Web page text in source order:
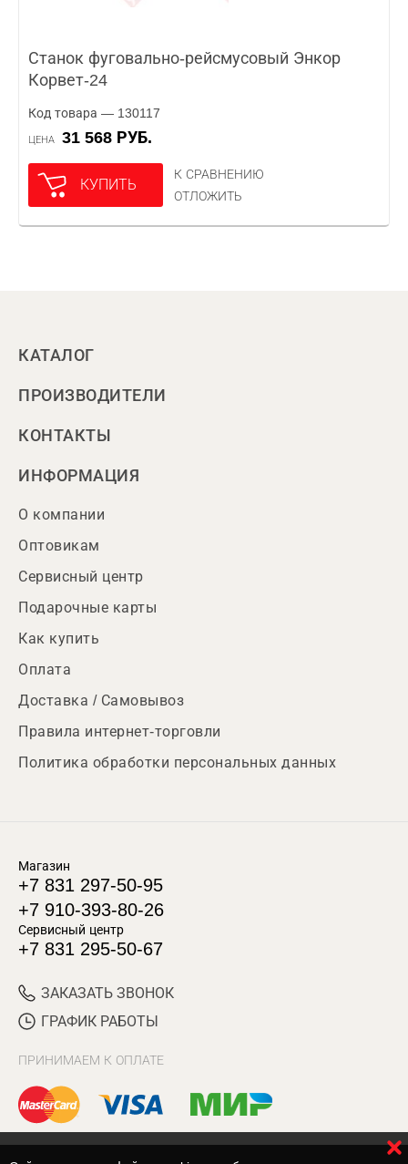
Станок фуговально-рейсмусовый Энкор
Корвет-24
Код товара — 130117
ЦЕНА 31 568 РУБ.
КУПИТЬ
К СРАВНЕНИЮ
ОТЛОЖИТЬ
КАТАЛОГ
ПРОИЗВОДИТЕЛИ
КОНТАКТЫ
ИНФОРМАЦИЯ
О компании
Оптовикам
Сервисный центр
Подарочные карты
Как купить
Оплата
Доставка / Самовывоз
Правила интернет-торговли
Политика обработки персональных данных
Магазин
+7 831 297-50-95
+7 910-393-80-26
Сервисный центр
+7 831 295-50-67
ЗАКАЗАТЬ ЗВОНОК
ГРАФИК РАБОТЫ
ПРИНИМАЕМ К ОПЛАТЕ